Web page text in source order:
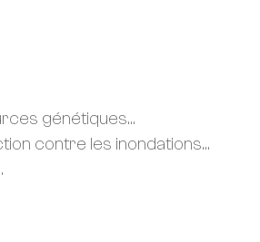
génétiques…
contre les inondations…